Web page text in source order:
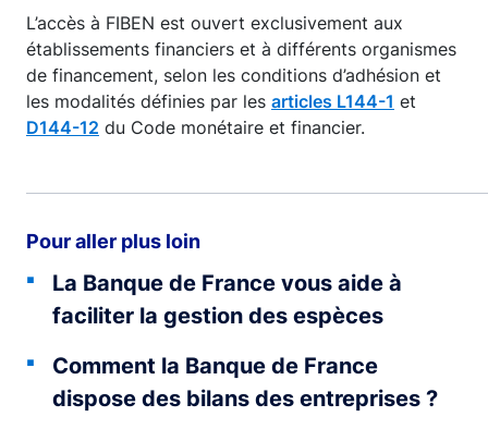
L’accès à FIBEN est ouvert exclusivement aux
établissements financiers et à différents organismes
de financement, selon les conditions d’adhésion et
les modalités définies par les articles L144-1 et
D144-12 du Code monétaire et financier.
Pour aller plus loin
La Banque de France vous aide à
faciliter la gestion des espèces
Comment la Banque de France
dispose des bilans des entreprises ?